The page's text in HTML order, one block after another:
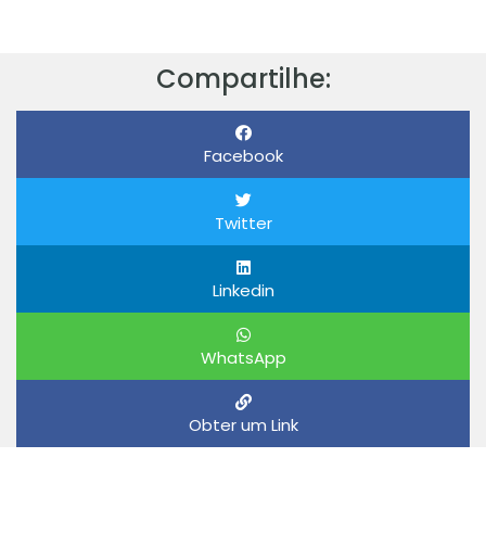
Compartilhe:
Facebook
Twitter
Linkedin
WhatsApp
Obter um Link